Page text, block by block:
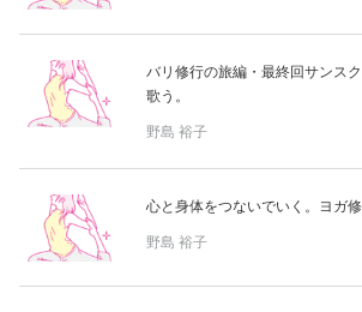
バリ修行の旅編・最終回サンス
歌う。
野島 裕子
心と身体をつないでいく。ヨガ
野島 裕子